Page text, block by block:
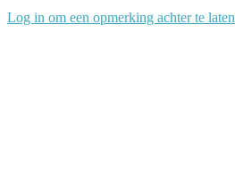
Log in om een opmerking achter te laten